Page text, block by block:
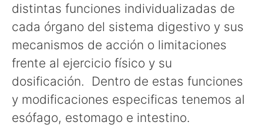
distintas funciones individualizadas de
cada órgano del sistema digestivo y sus
mecanismos de acción o limitaciones
frente al ejercicio físico y su
dosificación. Dentro de estas funciones
y modificaciones especificas tenemos al
esófago, estomago e intestino.